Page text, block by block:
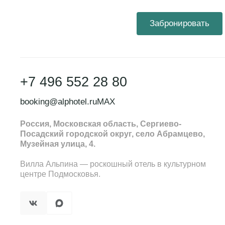
Забронировать
Заезд 30.12.2024
входит), мастер-
экскурсии в
31 декабря –
программой,
Заезд 31.12.2024
пожалуйста,
работы будут
+7 496 552 28 80
booking@alphotel.ruMAX
Россия, Московская область, Сергиево-
Посадский городской округ, село Абрамцево,
Музейная улица, 4.
Вилла Альпина — роскошный отель в культурном
центре Подмосковья.